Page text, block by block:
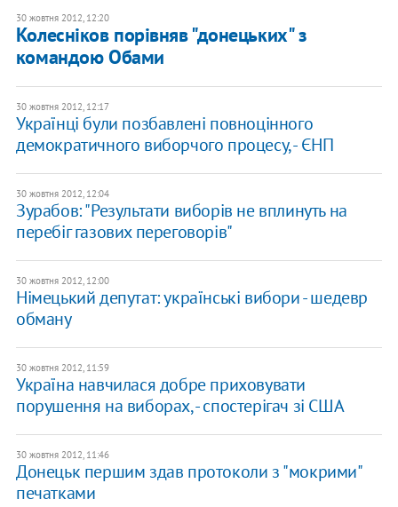
30 жовтня 2012, 12:20
Колесніков порівняв "донецьких" з
командою Обами
30 жовтня 2012, 12:17
Українці були позбавлені повноцінного
демократичного виборчого процесу, - ЄНП
30 жовтня 2012, 12:04
Зурабов: "Результати виборів не вплинуть на
перебіг газових переговорів"
30 жовтня 2012, 12:00
Німецький депутат: українські вибори - шедевр
обману
30 жовтня 2012, 11:59
Україна навчилася добре приховувати
порушення на виборах, - спостерігач зі США
30 жовтня 2012, 11:46
Донецьк першим здав протоколи з "мокрими"
печатками